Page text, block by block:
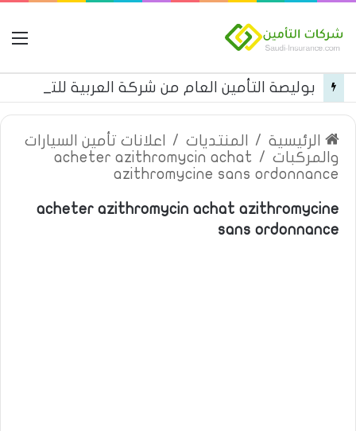
بوليصة التأمين العام من شركة العربية للتأمين
الرئيسية / المنتديات /
اعلانات تأمين السيارات
والمركبات /
acheter azithromycin achat
azithromycine sans ordonnance
acheter azithromycin achat azithromycine
sans ordonnance